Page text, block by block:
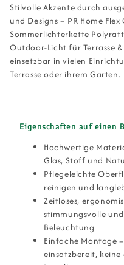
Stilvolle Akzente durch
und Designs – PR Home Flex
Sommerlichterkette
Outdoor-Licht für Terrasse
einsetzbar in vielen
Terrasse oder ihrem Garten.
Eigenschaften auf einen
Hochwertige
Glas, Stoff und
Pflegeleichte
reinigen und
Zeitloses,
stimmungsvolle
Beleuchtung
Einfache Montage
einsatzbereit,